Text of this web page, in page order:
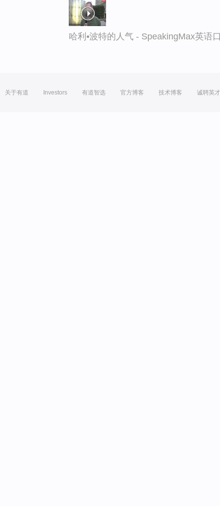
哈利•波特的人气 - SpeakingMax英语
关于有道 Investors 有道智选 官方博客 技术博客 诚聘英才